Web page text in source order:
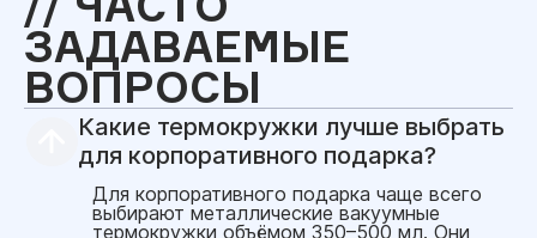
ЗАДАВАЕМЫЕ
ВОПРОСЫ
Какие термокружки лучше выбрать
для корпоративного подарка?
Для корпоративного подарка чаще всего
выбирают металлические вакуумные
термокружки объёмом 350–500 мл. Они